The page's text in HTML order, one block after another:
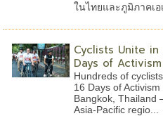
ในไทยและภูมิภาคเอ
Cyclists Unite
Days of
Hundreds of
16 Days of
Bangkok, Thailand
Asia-Pacific regio...